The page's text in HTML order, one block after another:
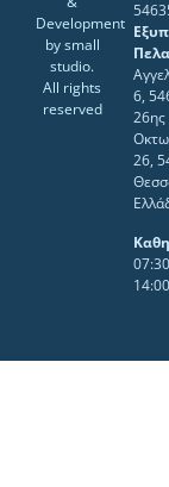
Development
bysmall
studio.
All rights
reserved
6,
26ης
26,
14:00